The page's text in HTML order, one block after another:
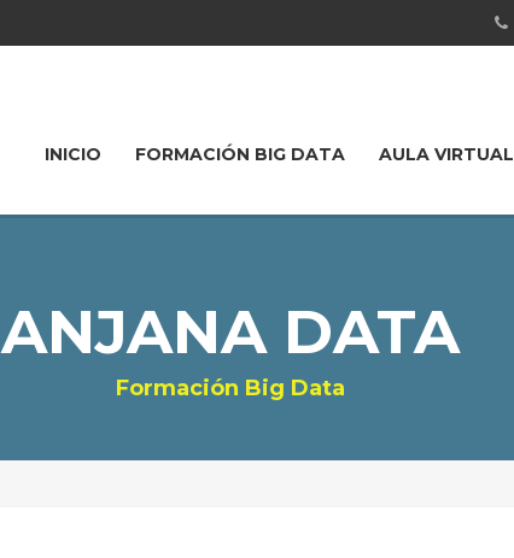
INICIO FORMACIÓN BIG DATA AULA VIRTUAL
ANJANA DATA
Formación Big Data